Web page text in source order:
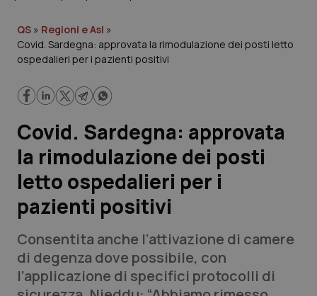
Governo e Parlamento
Regioni e Asl
Lavoro e Professioni
Scienza e Farmaci
Studi e Analisi
Lettere al direttore
Edizioni Regionali
QS » Regioni e Asl »
Covid. Sardegna: approvata la rimodulazione dei posti letto
ospedalieri per i pazienti positivi
Covid. Sardegna: approvata
la rimodulazione dei posti
letto ospedalieri per i
pazienti positivi
Consentita anche l’attivazione di camere
di degenza dove possibile, con
l’applicazione di specifici protocolli di